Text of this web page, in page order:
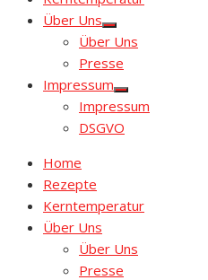
Über Uns
Show
sub
menu
Über Uns
Presse
Impressum
Show
sub
menu
Impressum
DSGVO
Home
Rezepte
Kerntemperatur
Über Uns
Über Uns
Presse